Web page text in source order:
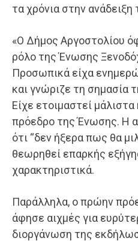
τα χρόνια στην
«Ο Δήμος Αργοστολίου
ρόλο της Ένωσης
Προσωπικά είχα
και γνώριζε τη σημασία
Είχε ετοιμαστεί μάλιστα
πρόεδρο της Ένωσης. Η
ότι “δεν ήξερα πως θα
θεωρηθεί επαρκής
χαρακτηριστικά.
Παράλληλα, ο πρώην
άφησε αιχμές για
διοργάνωση της